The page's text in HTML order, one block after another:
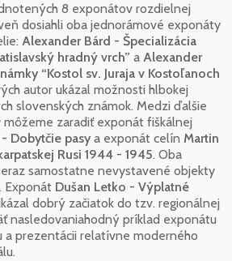
8 exponátov rozdielnej
dosiahli oba jednorámové exponáty
Alexander Bárd - Špecializácia
hradný vrch” a Alexander
“Kostol sv. Juraja v Kostoľanoch
autor ukázal možnosti hlbokej
slovenských známok. Medzi ďalšie
zaradiť exponát fiškálnej
Dobytčie pasy a exponát celín Martin
Rusi 1944 - 1945. Oba
samostatne nevystavené objekty
Exponát Dušan Letko - Výplatné
dobrý začiatok do tzv. regionálnej
nasledovaniahodný príklad exponátu
a prezentácii relatívne moderného